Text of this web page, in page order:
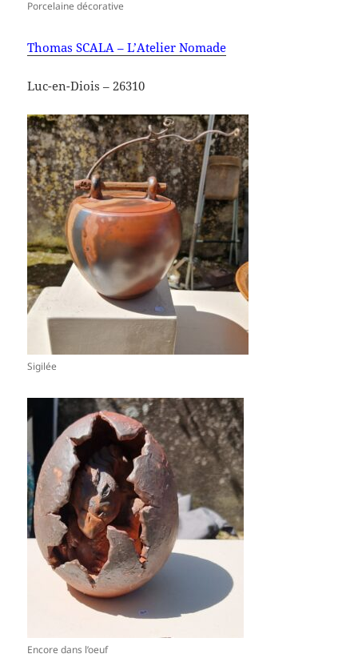
Porcelaine décorative
Thomas SCALA – L’Atelier Nomade
Luc-en-Diois – 26310
Sigilée
Encore dans l’oeuf